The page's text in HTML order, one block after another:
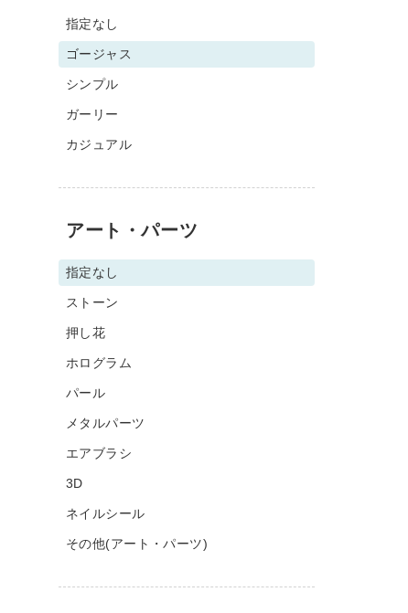
指定なし
ゴージャス
シンプル
ガーリー
カジュアル
アート・パーツ
指定なし
ストーン
押し花
ホログラム
パール
メタルパーツ
エアブラシ
3D
ネイルシール
その他(アート・パーツ)